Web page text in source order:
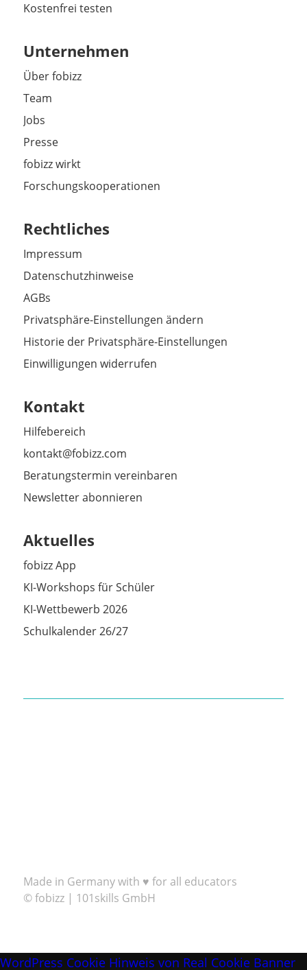
Kostenfrei testen
Unternehmen
Über fobizz
Team
Jobs
Presse
fobizz wirkt
Forschungskooperationen
Rechtliches
Impressum
Datenschutzhinweise
AGBs
Privatsphäre-Einstellungen ändern
Historie der Privatsphäre-Einstellungen
Einwilligungen widerrufen
Kontakt
Hilfebereich
kontakt@fobizz.com
Beratungstermin vereinbaren
Newsletter abonnieren
Aktuelles
fobizz App
KI-Workshops für Schüler
KI-Wettbewerb 2026
Schulkalender 26/27
Made in Germany with ♥ for all educators
© fobizz | 101skills GmbH
WordPress Cookie Hinweis von Real Cookie Banner